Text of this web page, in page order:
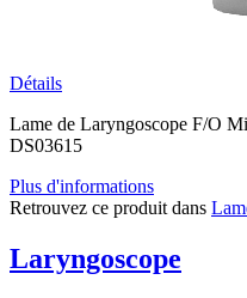
Détails
Lame de Laryngoscope F/O
DS03615
Plus d'informations
Retrouvez ce produit dans
Laryngoscope